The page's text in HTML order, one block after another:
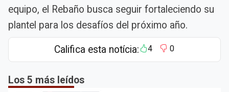
equipo, el Rebaño busca seguir fortaleciendo su
plantel para los desafíos del próximo año.
Califica esta notícia: 4 0
Los 5 más leídos